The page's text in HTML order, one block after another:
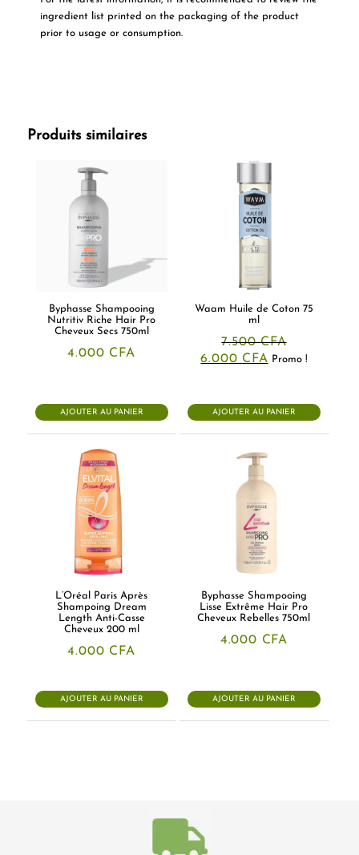
ingredient list printed on the packaging of the product
prior to usage or consumption.
Produits similaires
Byphasse Shampooing
Nutritiv Riche Hair Pro
Cheveux Secs 750ml
4.000 CFA
AJOUTER AU PANIER
Waam Huile de Coton 75
ml
7.500CFA
Le
7.500 CFA.
6.000 CFA Le
6.000 CFA.
Promo !
AJOUTER AU PANIER
L’Oréal Paris Après
Shampoing Dream
Length Anti-Casse
Cheveux 200 ml
4.000 CFA
AJOUTER AU PANIER
Byphasse Shampooing
Lisse Extrême Hair Pro
Cheveux Rebelles 750ml
4.000 CFA
AJOUTER AU PANIER